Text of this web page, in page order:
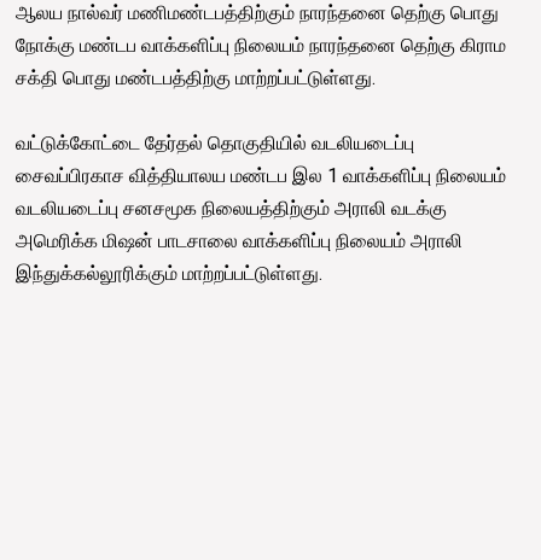
ஆலய நால்வர் மணிமண்டபத்திற்கும் நாரந்தனை தெற்கு பொது
நோக்கு மண்டப வாக்களிப்பு நிலையம் நாரந்தனை தெற்கு கிராம
சக்தி பொது மண்டபத்திற்கு மாற்றப்பட்டுள்ளது.
வட்டுக்கோட்டை தேர்தல் தொகுதியில் வடலியடைப்பு
சைவப்பிரகாச வித்தியாலய மண்டப இல 1 வாக்களிப்பு நிலையம்
வடலியடைப்பு சனசமூக நிலையத்திற்கும் அராலி வடக்கு
அமெரிக்க மிஷன் பாடசாலை வாக்களிப்பு நிலையம் அராலி
இந்துக்கல்லூரிக்கும் மாற்றப்பட்டுள்ளது.